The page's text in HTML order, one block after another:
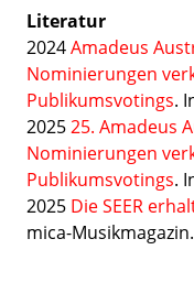
Literatur
2024Amadeus
Nominierungen
Publikumsvotings.
202525. Amadeus
Nominierungen
Publikumsvotings.
2025 Die SEER
mica-Musikmagazin.